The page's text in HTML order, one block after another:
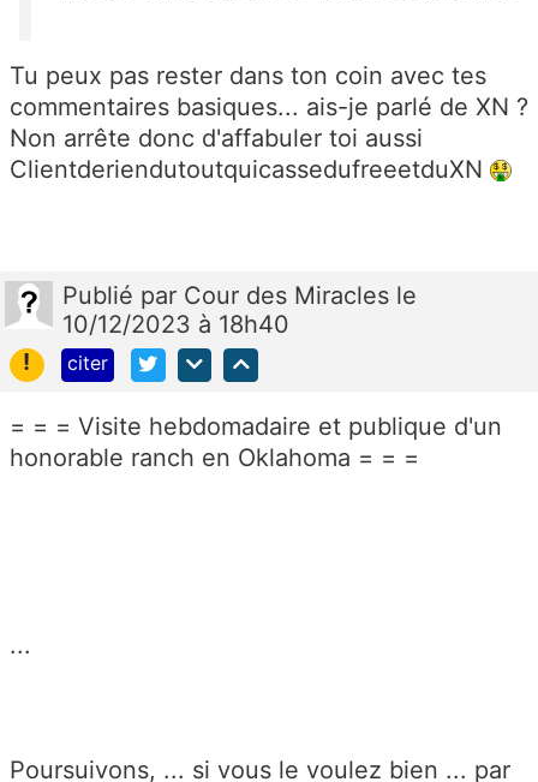
Tu peux pas rester dans ton coin avec tes
commentaires basiques... ais-je parlé de XN ?
Non arrête donc d'affabuler toi aussi
ClientderiendutoutquicassedufreeetduXN
Publié par Cour des Miracles le
10/12/2023 à 18h40
!
citer
= = = Visite hebdomadaire et publique d'un
honorable ranch en Oklahoma = = =
...
Poursuivons, ... si vous le voulez bien ... par